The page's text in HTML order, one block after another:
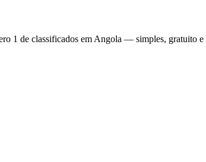
1 de classificados em Angola — simples, gratuito e